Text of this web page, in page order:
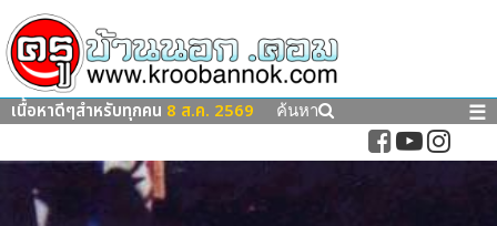
เนื้อหาดีๆสำหรับทุกคน 8 ส.ค. 2569 ค้นหา ☰